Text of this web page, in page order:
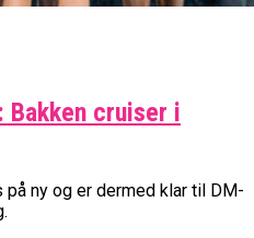
Bakken cruiser i
på ny og er dermed klar til DM-